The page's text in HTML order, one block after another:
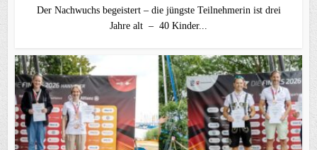
Der Nachwuchs begeistert – die jüngste Teilnehmerin ist drei
Jahre alt – 40 Kinder...